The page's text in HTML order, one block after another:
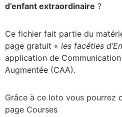
d’enfant extraordinaire ?
Ce fichier fait partie du
page gratuit « les facéties
application de
Augmentée (CAA).
Grâce à ce loto vous pourrez
page Courses